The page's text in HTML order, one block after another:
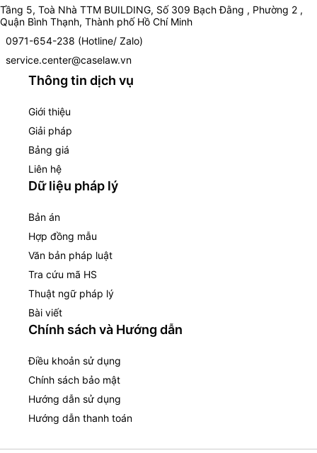
Tầng 5, Toà Nhà TTM BUILDING, Số 309 Bạch Đằng , Phường 2 ,
Quận Bình Thạnh, Thành phố Hồ Chí Minh
0971-654-238 (Hotline/ Zalo)
service.center@caselaw.vn
Thông tin dịch vụ
Giới thiệu
Giải pháp
Bảng giá
Liên hệ
Dữ liệu pháp lý
Bản án
Hợp đồng mẫu
Văn bản pháp luật
Tra cứu mã HS
Thuật ngữ pháp lý
Bài viết
Chính sách và Hướng dẫn
Điều khoản sử dụng
Chính sách bảo mật
Hướng dẫn sử dụng
Hướng dẫn thanh toán